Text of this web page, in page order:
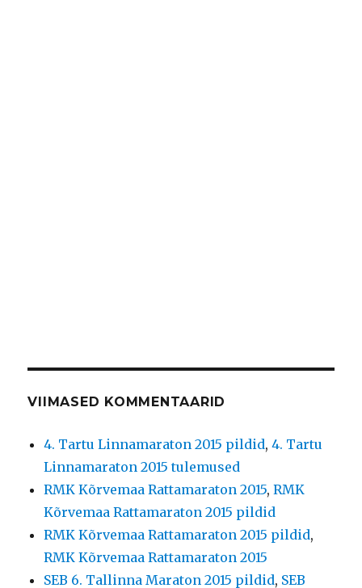
VIIMASED KOMMENTAARID
4. Tartu Linnamaraton 2015 pildid,4. Tartu
Linnamaraton 2015 tulemused
RMK Kõrvemaa Rattamaraton 2015,RMK
Kõrvemaa Rattamaraton 2015 pildid
RMK Kõrvemaa Rattamaraton 2015 pildid,
RMK Kõrvemaa Rattamaraton 2015
SEB 6. Tallinna Maraton 2015 pildid, SEB